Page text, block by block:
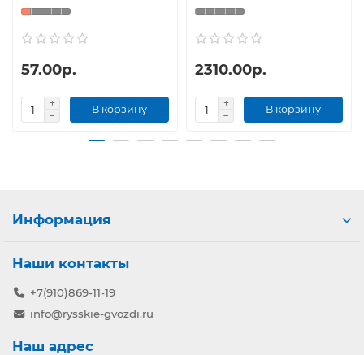
57.00р.
В корзину
2310.00р.
В корзину
Информация
Наши контакты
+7(910)869-11-19
info@rysskie-gvozdi.ru
Наш адрес